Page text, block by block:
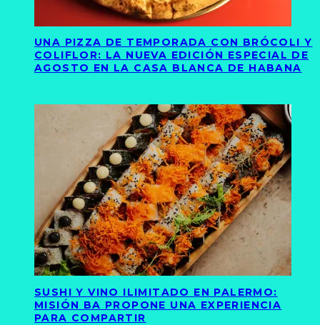
UNA PIZZA DE TEMPORADA CON BRÓCOLI Y
COLIFLOR: LA NUEVA EDICIÓN ESPECIAL DE
AGOSTO EN LA CASA BLANCA DE HABANA
SUSHI Y VINO ILIMITADO EN PALERMO:
MISIÓN BA PROPONE UNA EXPERIENCIA
PARA COMPARTIR